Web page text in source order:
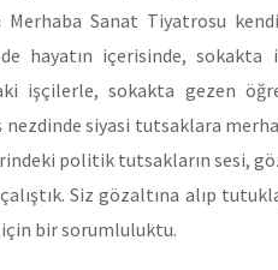
Merhaba Sanat Tiyatrosu
hayatın içerisinde,
işçilerle, sokakta gezen
nezdinde siyasi tutsaklara
politik tutsakların sesi,
Siz gözaltına alıp
bir sorumluluktu.